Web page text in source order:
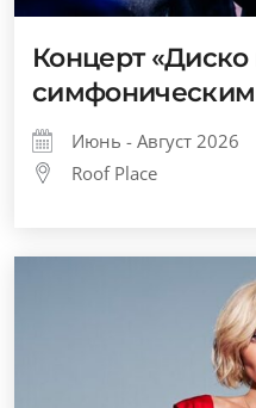
Концерт
Июнь - Август 2026
Roof Place